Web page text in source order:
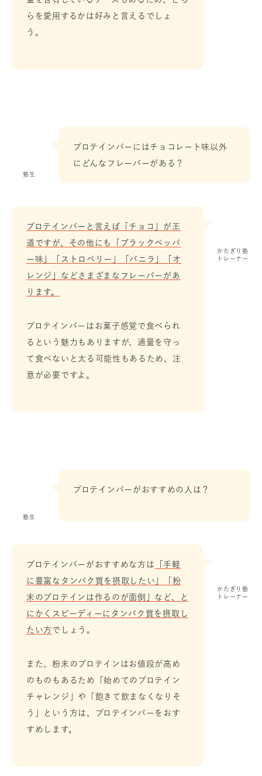
らを愛用するかは好みと言えるでしょ
う。
塾生
プロテインバーにはチョコレート味以外
にどんなフレーバーがある？
かたぎり塾
トレーナー
プロテインバーと言えば「チョコ」が王
道ですが、その他にも「ブラックペッパ
ー味」「ストロベリー」「バニラ」「オ
レンジ」などさまざまなフレーバーがあ
ります。
プロテインバーはお菓子感覚で食べられ
るという魅力もありますが、適量を守っ
て食べないと太る可能性もあるため、注
意が必要ですよ。
塾生
プロテインバーがおすすめの人は？
かたぎり塾
トレーナー
プロテインバーがおすすめな方は
「手軽
に豊富なタンパク質を摂取したい」「粉
末のプロテインは作るのが面倒」など、と
にかくスピーディーにタンパク質を摂取し
たい方 でしょう。
また、粉末のプロテインはお値段が高め
のものもあるため「始めてのプロテイン
チャレンジ」や「飽きて飲まなくなりそ
う」という方は、プロテインバーをおす
すめします。